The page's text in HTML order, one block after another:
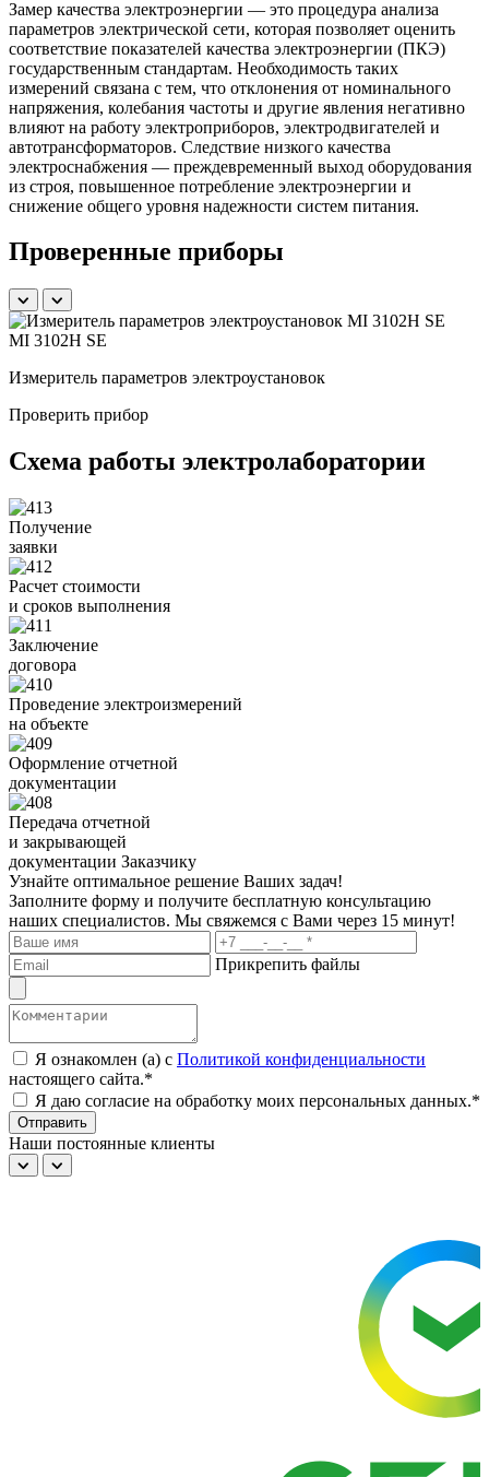
Замер качества электроэнергии — это процедура анализа
параметров электрической сети, которая позволяет оценить
соответствие показателей качества электроэнергии (ПКЭ)
государственным стандартам. Необходимость таких
измерений связана с тем, что отклонения от номинального
напряжения, колебания частоты и другие явления негативно
влияют на работу электроприборов, электродвигателей и
автотрансформаторов. Следствие низкого качества
электроснабжения — преждевременный выход оборудования
из строя, повышенное потребление электроэнергии и
снижение общего уровня надежности систем питания.
Проверенные приборы
MI 3102H SE
Измеритель параметров электроустановок
Проверить прибор
Схема работы электролаборатории
Получение
заявки
Расчет стоимости
и сроков выполнения
Заключение
договора
Проведение электроизмерений
на объекте
Оформление отчетной
документации
Передача отчетной
и закрывающей
документации Заказчику
Узнайте оптимальное решение Ваших задач!
Заполните форму и получите бесплатную консультацию
наших специалистов. Мы свяжемся с Вами через 15 минут!
Прикрепить файлы
Я ознакомлен (а) с Политикой конфиденциальности
настоящего сайта.*
Я даю согласие на обработку моих персональных данных.*
Отправить
Наши постоянные клиенты